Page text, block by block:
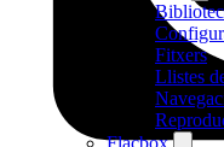
Fitxers
Llistes
Flacbox